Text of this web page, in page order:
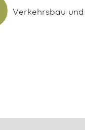
Verkehrsbau